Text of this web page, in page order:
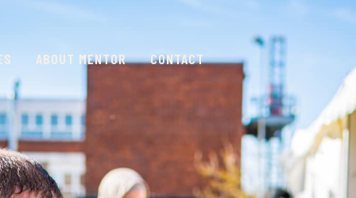
ABOUT MENTOR CONTACT